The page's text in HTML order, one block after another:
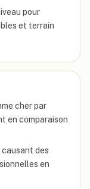
pour
et terrain
cher par
en comparaison
causant des
en